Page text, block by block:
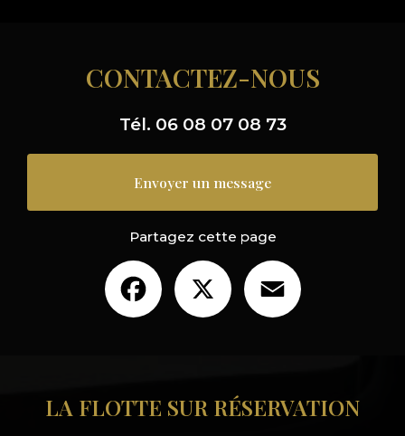
CONTACTEZ-NOUS
Tél. 06 08 07 08 73
Envoyer un message
Partagez cette page
Facebook
LA FLOTTE SUR RÉSERVATION